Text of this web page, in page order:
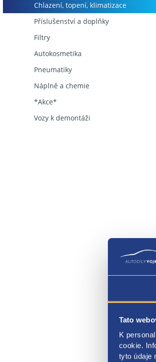
Tato
K
cookie.
tyto údaje
Chlazení, topení, klimatizace
Příslušenství a doplňky
Filtry
Autokosmetika
Pneumatiky
Náplně a chemie
*Akce*
Vozy k demontáži